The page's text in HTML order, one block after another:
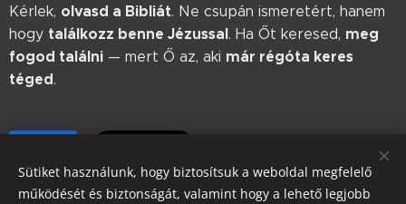
Kérlek, olvasd a Bibliát. Ne csupán ismeretért, hanem
hogy találkozz benne Jézussal. Ha Őt keresed, meg
fogod találni — mert Ő az, aki már régóta keres
téged.
Sütiket használunk, hogy biztosítsuk a weboldal megfelelő
működését és biztonságát, valamint hogy a lehető legjobb